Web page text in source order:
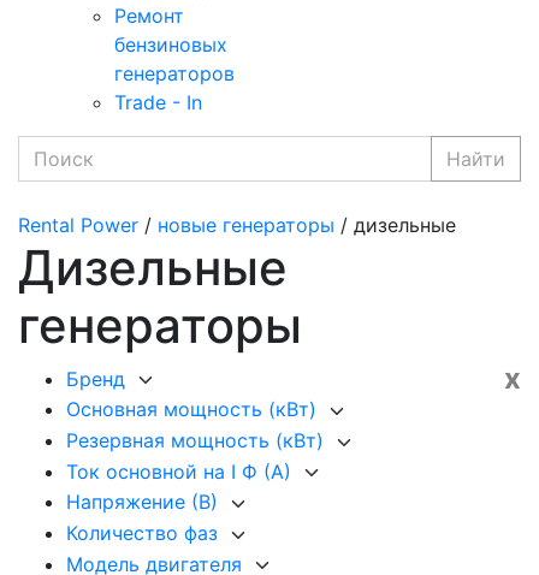
Ремонт
бензиновых
генераторов
Trade - In
Найти
Rental Power / новые генераторы / дизельные
Дизельные
генераторы
x
Бренд
Основная мощность (кВт)
Резервная мощность (кВт)
Ток основной на I Ф (А)
Напряжение (В)
Количество фаз
Модель двигателя